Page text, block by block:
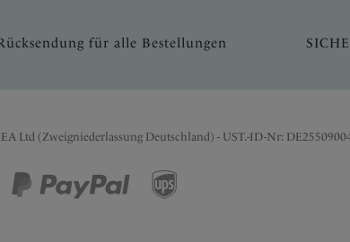
für alle Bestellungen
Ltd (Zweigniederlassung Deutschland) - UST.-ID-Nr: